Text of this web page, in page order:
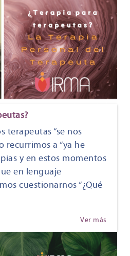
terapeutas “se nos
recurrimos a “ya he
y en estos momentos
en lenguaje
cuestionarnos “¿Qué
Ver más